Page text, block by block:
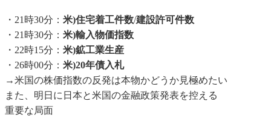
・21時30分： 米)住宅着工件数/建設許可件数
・21時30分： 米)輸入物価指数
・22時15分： 米)鉱工業生産
・26時00分： 米)20年債入札
→米国の株価指数の反発は本物かどうか見極めたい
また、明日に日本と米国の金融政策発表を控える
重要な局面